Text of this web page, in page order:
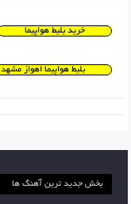
خرید بلیط هواپیما
بلیط هواپیما اهواز مشهد
بخش جدید ترین آهنگ ها